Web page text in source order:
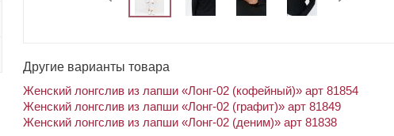
Другие варианты товара
Женский лонгслив из лапши «Лонг-02 (кофейный)» арт 81854
Женский лонгслив из лапши «Лонг-02 (графит)» арт 81849
Женский лонгслив из лапши «Лонг-02 (деним)» арт 81838